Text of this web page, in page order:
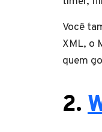
Você
XML, o
quem
2.